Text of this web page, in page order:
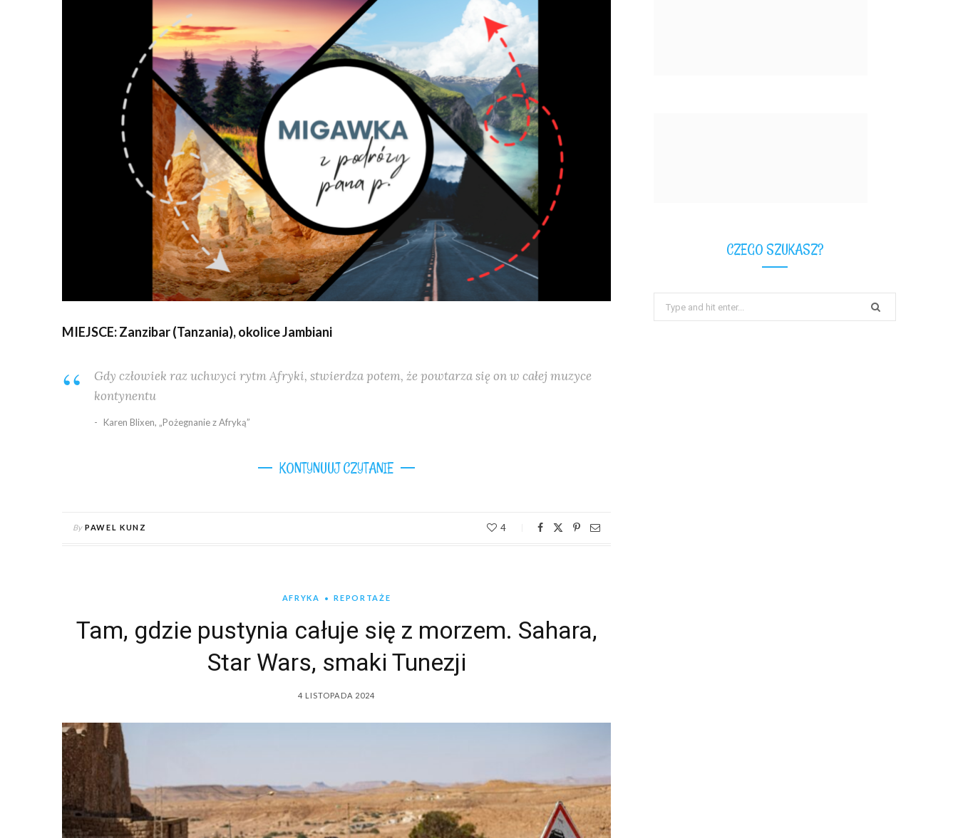
MIEJSCE: Zanzibar (Tanzania), okolice Jambiani
Gdy człowiek raz uchwyci rytm Afryki, stwierdza potem, że powtarza się on w całej muzyce
kontynentu
Karen Blixen, „Pożegnanie z Afryką”
KONTYNUUJ CZYTANIE
By PAWEL KUNZ 4
AFRYKA REPORTAŻE
Tam, gdzie pustynia całuje się z morzem. Sahara,
Star Wars, smaki Tunezji
4 LISTOPADA 2024
CZEGO SZUKASZ?
for: